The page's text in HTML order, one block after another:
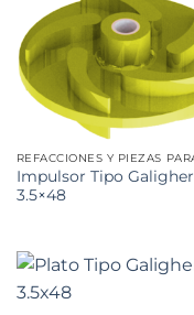
Impulsor Tipo Galigher
3.5×48